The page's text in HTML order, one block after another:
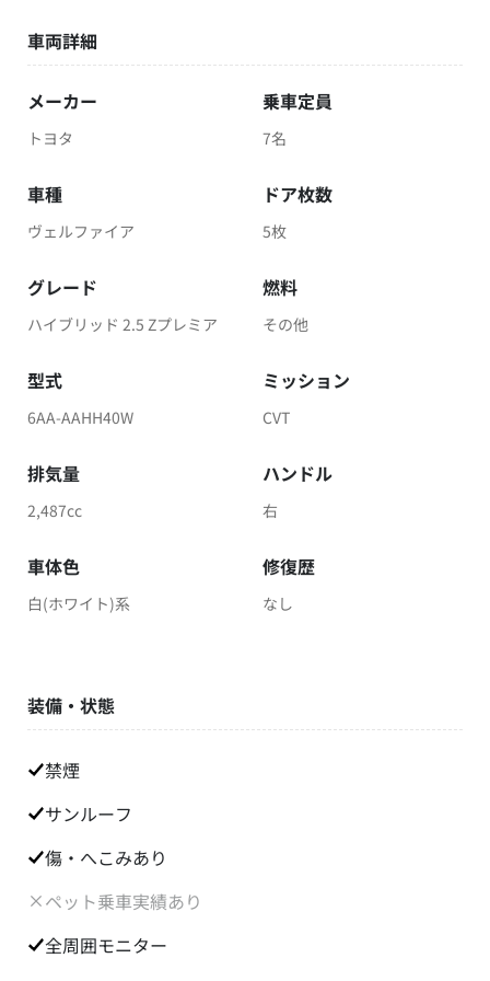
車両詳細
メーカー
トヨタ
乗車定員
7名
車種
ヴェルファイア
ドア枚数
5枚
グレード
ハイブリッド 2.5 Zプレミア
燃料
その他
型式
6AA-AAHH40W
ミッション
CVT
排気量
2,487cc
ハンドル
右
車体色
白(ホワイト)系
修復歴
なし
装備・状態
禁煙
サンルーフ
傷・へこみあり
ペット乗車実績あり
全周囲モニター